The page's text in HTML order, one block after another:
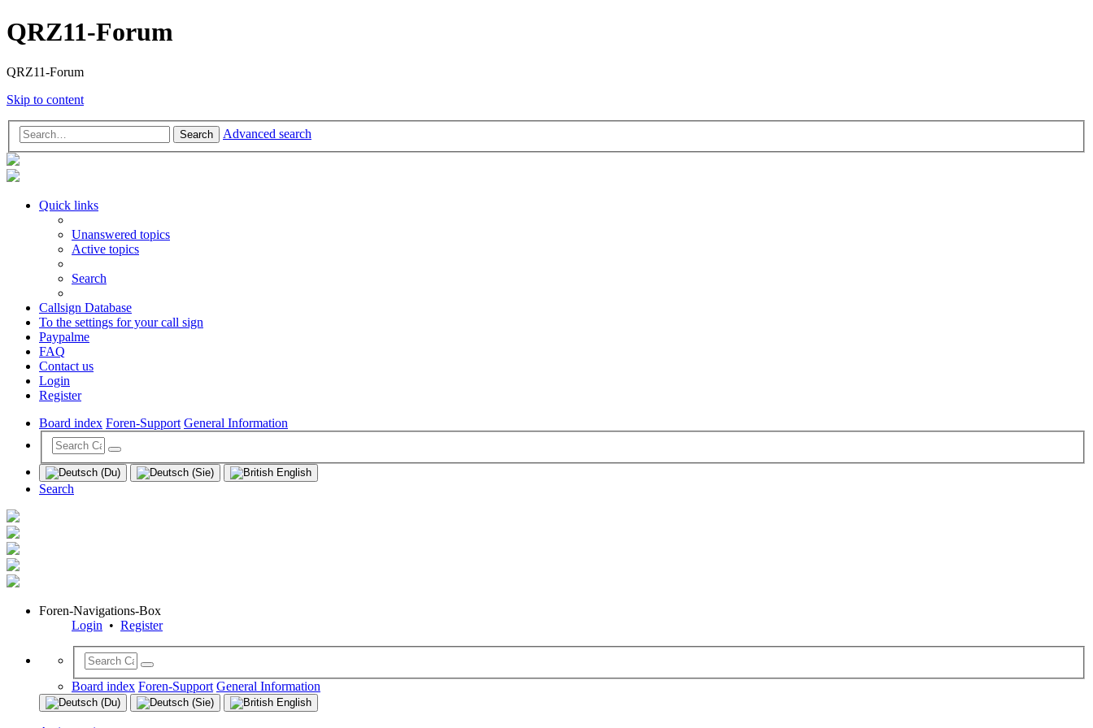
QRZ11-Forum
QRZ11-Forum
Skip to content
Search Advanced search
Quick links
Unanswered topics
Active topics
Search
Callsign Database
To the settings for your call sign
Paypalme
FAQ
Contact us
Login
Register
Board index Foren-Support General Information
Search
Foren-Navigations-Box
Login • Register
Board index Foren-Support General Information